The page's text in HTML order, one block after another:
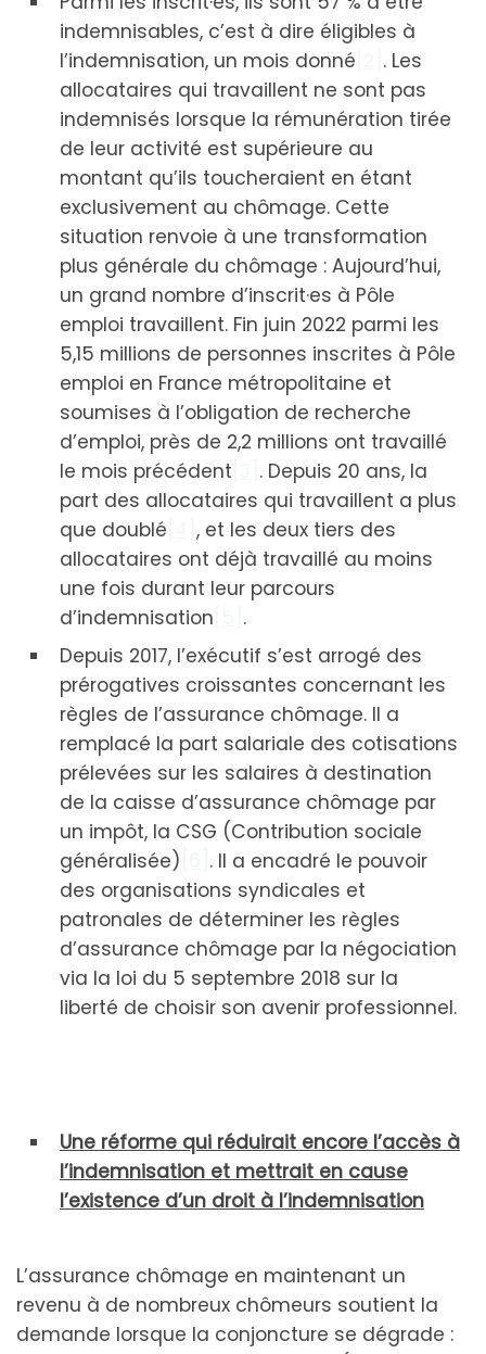
indemnisables, c’est à dire éligibles à
l’indemnisation, un mois donné
. Les
allocataires qui travaillent ne sont pas
indemnisés lorsque la rémunération tirée
de leur activité est supérieure au
montant qu’ils toucheraient en étant
exclusivement au chômage. Cette
situation renvoie à une transformation
plus générale du chômage : Aujourd’hui,
un grand nombre d’inscrit·es à Pôle
emploi travaillent. Fin juin 2022 parmi les
5,15 millions de personnes inscrites à Pôle
emploi en France métropolitaine et
soumises à l’obligation de recherche
d’emploi, près de 2,2 millions ont travaillé
le mois précédent
. Depuis 20 ans, la
part des allocataires qui travaillent a plus
que doublé
, et les deux tiers des
allocataires ont déjà travaillé au moins
une fois durant leur parcours
d’indemnisation
.
Depuis 2017, l’exécutif s’est arrogé des
prérogatives croissantes concernant les
règles de l’assurance chômage. Il a
remplacé la part salariale des cotisations
prélevées sur les salaires à destination
de la caisse d’assurance chômage par
un impôt, la CSG (Contribution sociale
généralisée)
. Il a encadré le pouvoir
des organisations syndicales et
patronales de déterminer les règles
d’assurance chômage par la négociation
via la loi du 5 septembre 2018 sur la
liberté de choisir son avenir professionnel.
Une réforme qui réduirait encore l’accès à
l’indemnisation et mettrait en cause
l’existence d’un droit à l’indemnisation
L’assurance chômage en maintenant un
revenu à de nombreux chômeurs soutient la
demande lorsque la conjoncture se dégrade :